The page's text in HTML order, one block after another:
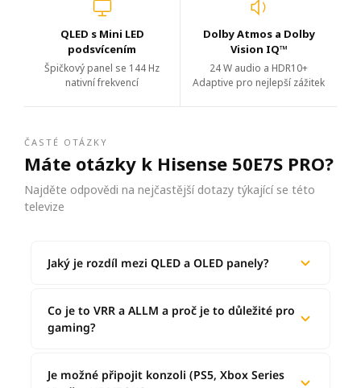
QLED s Mini LED
podsvícením
Špičkový panel se 144 Hz
nativní frekvencí
Dolby Atmos a Dolby
Vision IQ™
24 W audio a HDR10+
Adaptive pro nejlepší zážitek
ČASTÉ OTÁZKY
Máte otázky k Hisense 50E7S PRO?
Najděte odpovědi na nejčastější dotazy týkající se této
televize
Jaký je rozdíl mezi QLED a OLED panely?
Co je to VRR a ALLM a proč je to důležité pro
gaming?
Je možné připojit konzoli (PS5, Xbox Series